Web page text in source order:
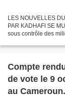
LES NOUVELLES
PAR KADHAFI SE
sous contrôle des
Compte
de vote le 9
au Cameroun.